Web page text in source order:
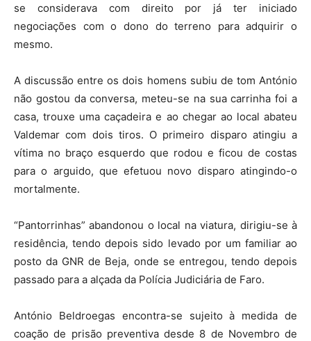
se considerava com direito por já ter iniciado
negociações com o dono do terreno para adquirir o
mesmo.
A discussão entre os dois homens subiu de tom António
não gostou da conversa, meteu-se na sua carrinha foi a
casa, trouxe uma caçadeira e ao chegar ao local abateu
Valdemar com dois tiros. O primeiro disparo atingiu a
vítima no braço esquerdo que rodou e ficou de costas
para o arguido, que efetuou novo disparo atingindo-o
mortalmente.
“Pantorrinhas” abandonou o local na viatura, dirigiu-se à
residência, tendo depois sido levado por um familiar ao
posto da GNR de Beja, onde se entregou, tendo depois
passado para a alçada da Polícia Judiciária de Faro.
António Beldroegas encontra-se sujeito à medida de
coação de prisão preventiva desde 8 de Novembro de